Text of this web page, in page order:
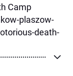
Camp
plaszow-
death-